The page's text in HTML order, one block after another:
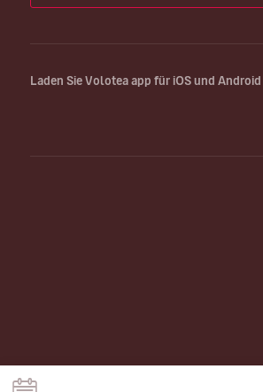
Laden Sie Volotea app für iOS und